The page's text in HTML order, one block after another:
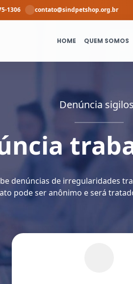
1306 contato@sindpetshop.org.br
HOME QUEM SOMOS
Denúncia
denúncias de irregularidades
pode ser anônimo e será